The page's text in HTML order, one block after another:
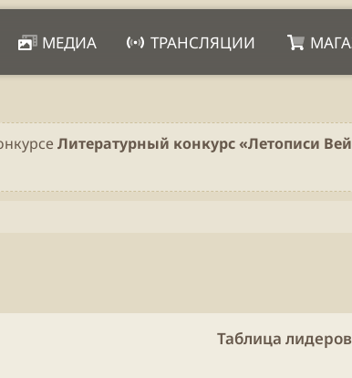
МЕДИА ТРАНСЛЯЦИИ
Литературный конкурс «Летописи
Таблица лидеров